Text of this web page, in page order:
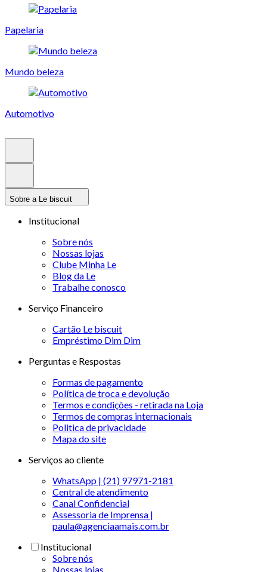
Papelaria
Mundo beleza
Automotivo
Sobre a Le biscuit
Institucional
Sobre nós
Nossas lojas
Clube Minha Le
Blog da Le
Trabalhe conosco
Serviço Financeiro
Cartão Le biscuit
Empréstimo Dim Dim
Perguntas e Respostas
Formas de pagamento
Política de troca e devolução
Termos e condições - retirada na Loja
Termos de compras internacionais
Politica de privacidade
Mapa do site
Serviços ao cliente
WhatsApp | (21) 97971-2181
Central de atendimento
Canal Confidencial
Assessoria de Imprensa |
paula@agenciaamais.com.br
Institucional
Sobre nós
Nossas lojas